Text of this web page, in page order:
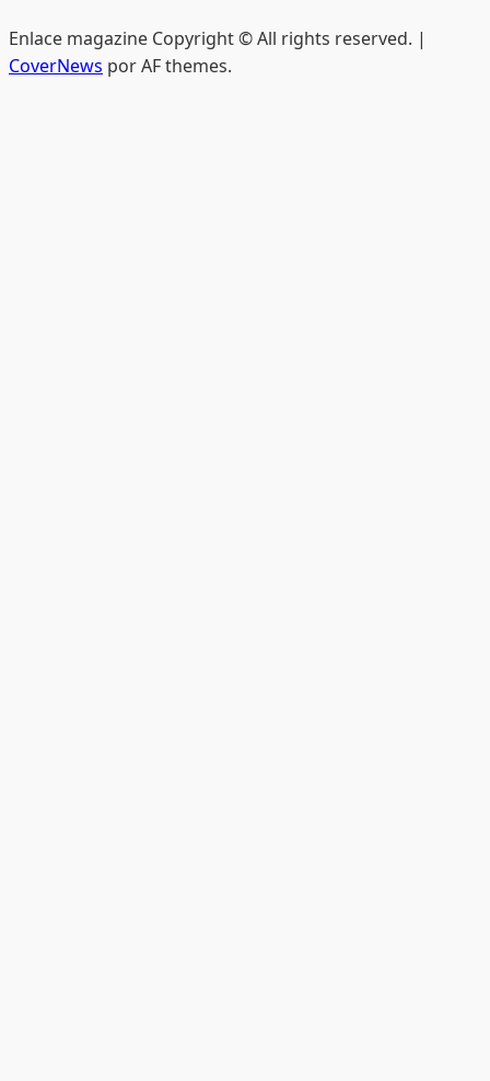
Enlace magazine Copyright © All rights reserved. |
CoverNews por AF themes.